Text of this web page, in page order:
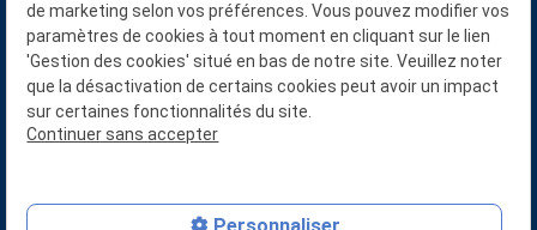
02 78 77 14 80
LA GRANDE CHABOSSIERE
49110 BEAUPREAU-EN-MAUGES
Mentions légales
de marketing selon vos préférences. Vous pouvez modifier vos
paramètres de cookies à tout moment en cliquant sur le lien
'Gestion des cookies' situé en bas de notre site. Veuillez noter
que la désactivation de certains cookies peut avoir un impact
sur certaines fonctionnalités du site.
Continuer sans accepter